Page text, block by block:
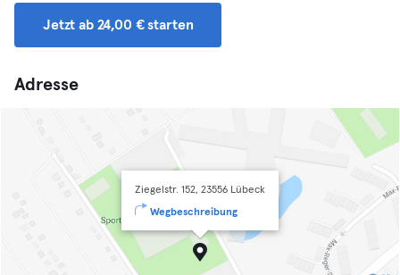
Jetzt ab 24,00 € starten
Adresse
Ziegelstr. 152, 23556 Lübeck
Wegbeschreibung